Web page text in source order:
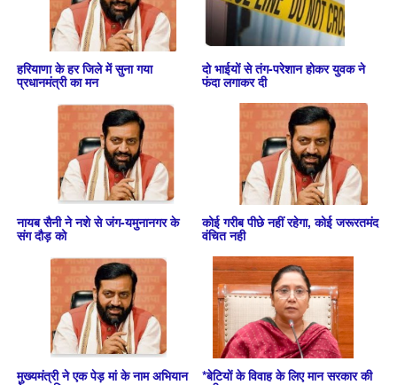
हरियाणा के हर जिले में सुना गया
प्रधानमंत्री का मन
दो भाईयों से तंग-परेशान होकर युवक ने
फंदा लगाकर दी
नायब सैनी ने नशे से जंग-यमुनानगर के
संग दौड़ को
कोई गरीब पीछे नहीं रहेगा, कोई जरूरतमंद
वंचित नही
मुख्यमंत्री ने एक पेड़ मां के नाम अभियान *बेटियों के विवाह के लिए मान सरकार की